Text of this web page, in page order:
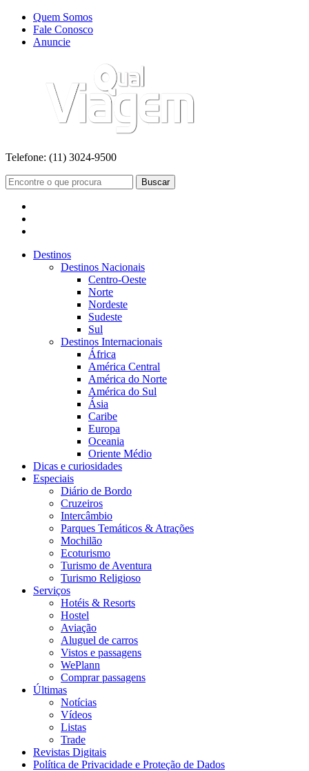
Quem Somos
Fale Conosco
Anuncie
Telefone: (11) 3024-9500
Buscar
Destinos
Destinos Nacionais
Centro-Oeste
Norte
Nordeste
Sudeste
Sul
Destinos Internacionais
África
América Central
América do Norte
América do Sul
Ásia
Caribe
Europa
Oceania
Oriente Médio
Dicas e curiosidades
Especiais
Diário de Bordo
Cruzeiros
Intercâmbio
Parques Temáticos & Atrações
Mochilão
Ecoturismo
Turismo de Aventura
Turismo Religioso
Serviços
Hotéis & Resorts
Hostel
Aviação
Aluguel de carros
Vistos e passagens
WePlann
Comprar passagens
Últimas
Notícias
Vídeos
Listas
Trade
Revistas Digitais
Política de Privacidade e Proteção de Dados